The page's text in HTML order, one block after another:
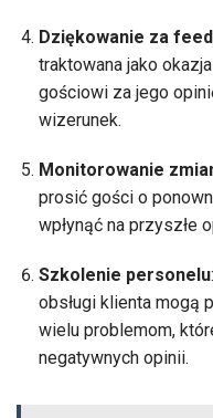
Dziękowanie za
traktowana jako
gościowi za jego
wizerunek.
Monitorowanie
prosić gości o
wpłynąć na przyszłe
Szkolenie personelu
obsługi klienta mogą
wielu problemom,
negatywnych opinii.